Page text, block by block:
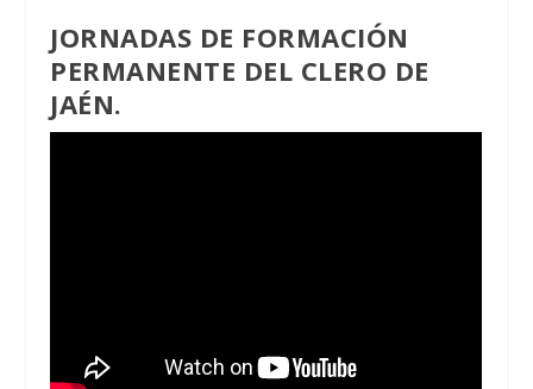
JORNADAS DE FORMACIÓN
PERMANENTE DEL CLERO DE
JAÉN.